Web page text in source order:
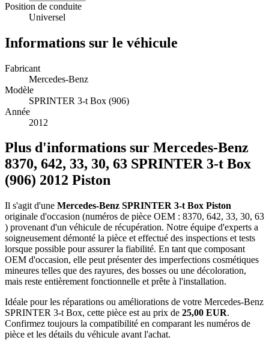
Position de conduite
Universel
Informations sur le véhicule
Fabricant
Mercedes-Benz
Modèle
SPRINTER 3-t Box (906)
Année
2012
Plus d'informations sur Mercedes-Benz
8370, 642, 33, 30, 63 SPRINTER 3-t Box
(906) 2012 Piston
Il s'agit d'une Mercedes-Benz SPRINTER 3-t Box Piston
originale d'occasion (numéros de pièce OEM : 8370, 642, 33, 30, 63
) provenant d'un véhicule de récupération. Notre équipe d'experts a
soigneusement démonté la pièce et effectué des inspections et tests
lorsque possible pour assurer la fiabilité. En tant que composant
OEM d'occasion, elle peut présenter des imperfections cosmétiques
mineures telles que des rayures, des bosses ou une décoloration,
mais reste entièrement fonctionnelle et prête à l'installation.
Idéale pour les réparations ou améliorations de votre Mercedes-Benz
SPRINTER 3-t Box, cette pièce est au prix de 25,00 EUR.
Confirmez toujours la compatibilité en comparant les numéros de
pièce et les détails du véhicule avant l'achat.